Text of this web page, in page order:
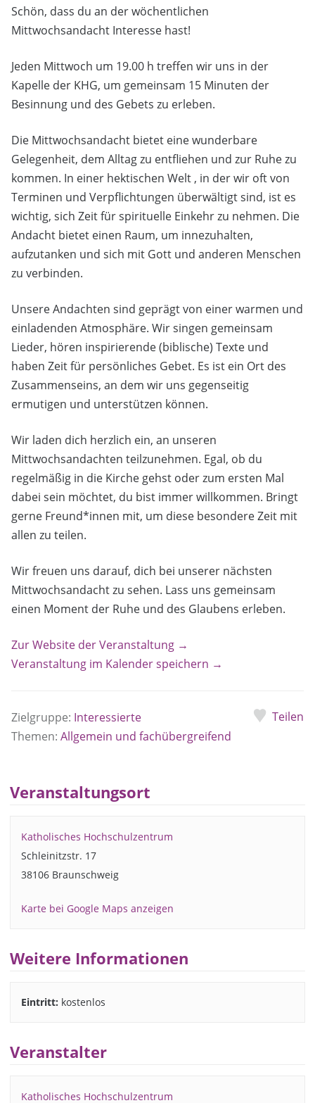
Schön, dass du an der wöchentlichen
Mittwochsandacht Interesse hast!
Jeden Mittwoch um 19.00 h treffen wir uns in der
Kapelle der KHG, um gemeinsam 15 Minuten der
Besinnung und des Gebets zu erleben.
Die Mittwochsandacht bietet eine wunderbare
Gelegenheit, dem Alltag zu entfliehen und zur Ruhe zu
kommen. In einer hektischen Welt , in der wir oft von
Terminen und Verpflichtungen überwältigt sind, ist es
wichtig, sich Zeit für spirituelle Einkehr zu nehmen. Die
Andacht bietet einen Raum, um innezuhalten,
aufzutanken und sich mit Gott und anderen Menschen
zu verbinden.
Unsere Andachten sind geprägt von einer warmen und
einladenden Atmosphäre. Wir singen gemeinsam
Lieder, hören inspirierende (biblische) Texte und
haben Zeit für persönliches Gebet. Es ist ein Ort des
Zusammenseins, an dem wir uns gegenseitig
ermutigen und unterstützen können.
Wir laden dich herzlich ein, an unseren
Mittwochsandachten teilzunehmen. Egal, ob du
regelmäßig in die Kirche gehst oder zum ersten Mal
dabei sein möchtet, du bist immer willkommen. Bringt
gerne Freund*innen mit, um diese besondere Zeit mit
allen zu teilen.
Wir freuen uns darauf, dich bei unserer nächsten
Mittwochsandacht zu sehen. Lass uns gemeinsam
einen Moment der Ruhe und des Glaubens erleben.
Zur Website der Veranstaltung →
Veranstaltung im Kalender speichern →
Zielgruppe: Interessierte
Themen: Allgemein und fachübergreifend
Teilen
Veranstaltungsort
Katholisches Hochschulzentrum
Schleinitzstr. 17
38106 Braunschweig
Karte bei Google Maps anzeigen
Weitere Informationen
Eintritt: kostenlos
Veranstalter
Katholisches Hochschulzentrum